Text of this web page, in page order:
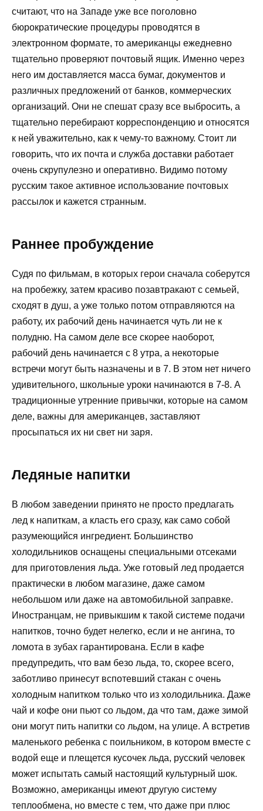
считают, что на Западе уже все поголовно
бюрократические процедуры проводятся в
электронном формате, то американцы ежедневно
тщательно проверяют почтовый ящик. Именно через
него им доставляется масса бумаг, документов и
различных предложений от банков, коммерческих
организаций. Они не спешат сразу все выбросить, а
тщательно перебирают корреспонденцию и относятся
к ней уважительно, как к чему-то важному. Стоит ли
говорить, что их почта и служба доставки работает
очень скрупулезно и оперативно. Видимо потому
русским такое активное использование почтовых
рассылок и кажется странным.
Раннее пробуждение
Судя по фильмам, в которых герои сначала соберутся
на пробежку, затем красиво позавтракают с семьей,
сходят в душ, а уже только потом отправляются на
работу, их рабочий день начинается чуть ли не к
полудню. На самом деле все скорее наоборот,
рабочий день начинается с 8 утра, а некоторые
встречи могут быть назначены и в 7. В этом нет ничего
удивительного, школьные уроки начинаются в 7-8. А
традиционные утренние привычки, которые на самом
деле, важны для американцев, заставляют
просыпаться их ни свет ни заря.
Ледяные напитки
В любом заведении принято не просто предлагать
лед к напиткам, а класть его сразу, как само собой
разумеющийся ингредиент. Большинство
холодильников оснащены специальными отсеками
для приготовления льда. Уже готовый лед продается
практически в любом магазине, даже самом
небольшом или даже на автомобильной заправке.
Иностранцам, не привыкшим к такой системе подачи
напитков, точно будет нелегко, если и не ангина, то
ломота в зубах гарантирована. Если в кафе
предупредить, что вам безо льда, то, скорее всего,
заботливо принесут вспотевший стакан с очень
холодным напитком только что из холодильника. Даже
чай и кофе они пьют со льдом, да что там, даже зимой
они могут пить напитки со льдом, на улице. А встретив
маленького ребенка с поильником, в котором вместе с
водой еще и плещется кусочек льда, русский человек
может испытать самый настоящий культурный шок.
Возможно, американцы имеют другую систему
теплообмена, но вместе с тем, что даже при плюс